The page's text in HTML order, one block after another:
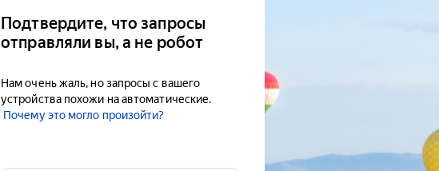
Подтвердите, что запросы
отправляли вы, а не робот
Нам очень жаль, но запросы с вашего
устройства похожи на автоматические.
Почему это могло произойти?